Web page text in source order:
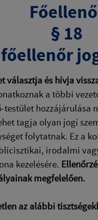
§ 18
választja és hívja
a többi
tagja olyan jogi
folytatnak. Ez a
irodalmi
kezelésére.
megfelelően.
az alábbi